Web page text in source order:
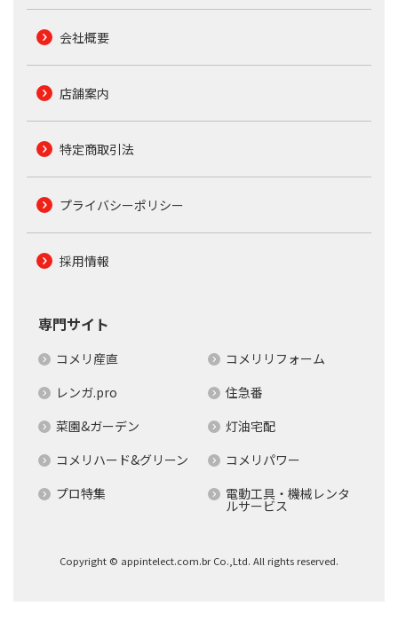
会社概要
店舗案内
特定商取引法
プライバシーポリシー
採用情報
専門サイト
コメリ産直
コメリリフォーム
レンガ.pro
住急番
菜園&ガーデン
灯油宅配
コメリハード&グリーン
コメリパワー
プロ特集
電動工具・機械レンタ
ルサービス
Copyright © appintelect.com.br Co.,Ltd. All rights reserved.